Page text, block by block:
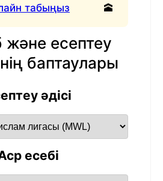
табыңыз
🕋
және есептеу
баптаулары
әдісі
есебі